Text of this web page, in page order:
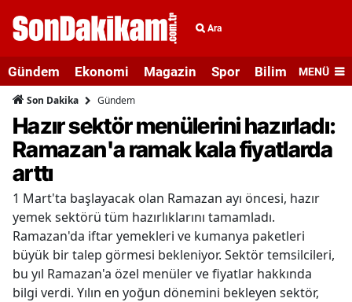
Ara
Gündem Ekonomi Magazin Spor Bilim veMENÜ
Son Dakika Gündem
Hazır sektör menülerini hazırladı:
Ramazan'a ramak kala fiyatlarda
arttı
1 Mart'ta başlayacak olan Ramazan ayı öncesi, hazır
yemek sektörü tüm hazırlıklarını tamamladı.
Ramazan'da iftar yemekleri ve kumanya paketleri
büyük bir talep görmesi bekleniyor. Sektör temsilcileri,
bu yıl Ramazan'a özel menüler ve fiyatlar hakkında
bilgi verdi. Yılın en yoğun dönemini bekleyen sektör,